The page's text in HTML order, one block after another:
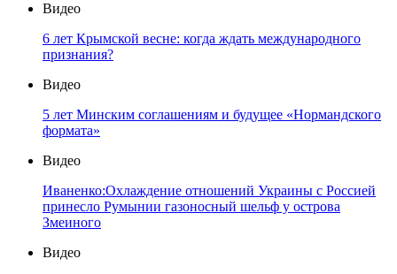
Видео
6 лет Крымской весне: когда ждать международного
признания?
Видео
5 лет Минским соглашениям и будущее «Нормандского
формата»
Видео
Иваненко:Охлаждение отношений Украины с Россией
принесло Румынии газоносный шельф у острова
Змеиного
Видео